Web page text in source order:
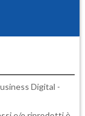
Digital -